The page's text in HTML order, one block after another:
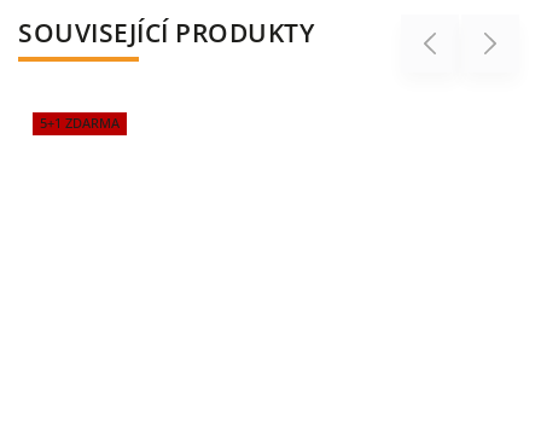
SOUVISEJÍCÍ PRODUKTY Previous
5+1 ZDARMA
Next